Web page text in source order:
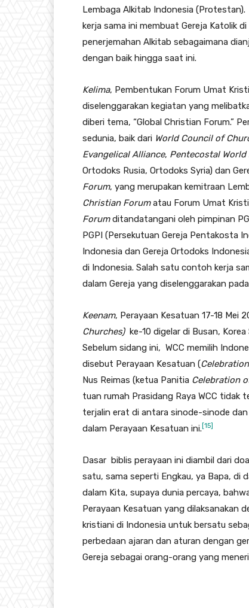
Lembaga Alkitab Indonesia
kerja sama ini membuat Gereja Katolik
penerjemahan Alkitab sebagaimana
dengan baik hingga saat ini.
Kelima, Pembentukan Forum Umat
diselenggarakan kegiatan yang
diberi tema, “Global Christian Forum.”
sedunia, baik dari World Council of
Evangelical Alliance, Pentecostal
Ortodoks Rusia, Ortodoks Syria) dan
Forum, yang merupakan kemitraan
Christian Forumatau Forum Umat
Forumditandatangani oleh pimpinan
PGPI (Persekutuan Gereja Pentakosta
Indonesia dan Gereja Ortodoks
di Indonesia. Salah satu contoh kerja
dalam Gereja yang diselenggarakan
Keenam, Perayaan Kesatuan 17-18 Mei
Churches)ke-10 digelar di Busan, Korea
Sebelum sidang ini, WCC memilih
disebut Perayaan Kesatuan (
Nus Reimas (ketua Panitia Celebration
tuan rumah Prasidang Raya WCC tidak
terjalin erat di antara sinode-sinode dan
dalam Perayaan Kesatuan ini. [15]
Dasar biblis perayaan ini diambil dari
satu, sama seperti Engkau, ya Bapa, di
dalam Kita, supaya dunia percaya,
Perayaan Kesatuan yang dilaksanakan
kristiani di Indonesia untuk bersatu
perbedaan ajaran dan aturan dengan
Gereja sebagai orang-orang yang